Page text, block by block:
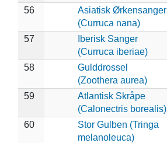
56
Asiatisk Ørkensanger
(Curruca nana)
57
Iberisk Sanger
(Curruca iberiae)
58
Gulddrossel
(Zoothera aurea)
59
Atlantisk Skråpe
(Calonectris borealis)
60
Stor Gulben (Tringa
melanoleuca)